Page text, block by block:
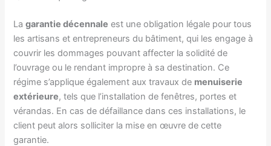
Lagarantie décennale est une obligation légale pour tous
les artisans et entrepreneurs du bâtiment, qui les engage à
couvrir les dommages pouvant affecter la solidité de
l’ouvrage ou le rendant impropre à sa destination. Ce
régime s’applique également aux travaux de menuiserie
extérieure, tels que l’installation de fenêtres, portes et
vérandas. En cas de défaillance dans ces installations, le
client peut alors solliciter la mise en œuvre de cette
garantie.